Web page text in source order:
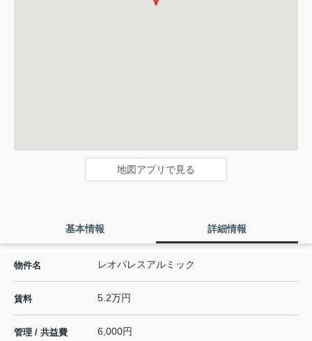
地図アプリで見る
基本情報 詳細情報
物件名 レオパレスアルミック
賃料 5.2万円
管理 / 共益費 6,000円